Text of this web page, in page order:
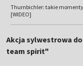
Thurnbichler: takie
[WIDEO]
Akcja sylwestrowa
team spirit"